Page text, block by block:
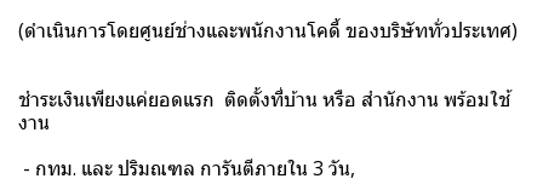
(ดำเนินการโดยศูนย์ช่างและพนักงานโคดี้ ของบริษัททั่วประเทศ)
ชำระเงินเพียงแค่ยอดแรก ติดตั้งที่บ้าน หรือ สำนักงาน พร้อมใช้
งาน
- กทม. และ ปริมณฑล การันตีภายใน 3 วัน,